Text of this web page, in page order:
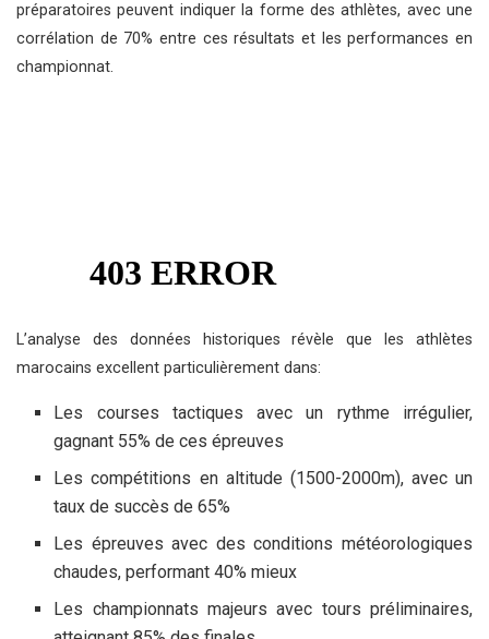
préparatoires peuvent indiquer la forme des athlètes, avec une
corrélation de 70% entre ces résultats et les performances en
championnat.
L’analyse des données historiques révèle que les athlètes
marocains excellent particulièrement dans:
Les courses tactiques avec un rythme irrégulier,
gagnant 55% de ces épreuves
Les compétitions en altitude (1500-2000m), avec un
taux de succès de 65%
Les épreuves avec des conditions météorologiques
chaudes, performant 40% mieux
Les championnats majeurs avec tours préliminaires,